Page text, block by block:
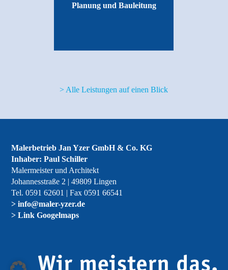
Planung und Bauleitung
> Alle Leistungen auf einen Blick
Malerbetrieb Jan Yzer GmbH & Co. KG
Inhaber: Paul Schiller
Malermeister und Architekt
Johannesstraße 2 | 49809 Lingen
Tel. 0591 62601 | Fax 0591 66541
> info@maler-yzer.de
> Link Googelmaps